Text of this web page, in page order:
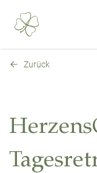
Zurück